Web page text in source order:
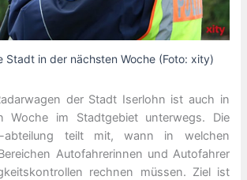
Stadt in der nächsten Woche (Foto: xity)
der Stadt Iserlohn ist auch in
Woche im Stadtgebiet unterwegs. Die
abteilung teilt mit, wann in welchen
Autofahrerinnen und Autofahrer
rechnen müssen. Ziel ist